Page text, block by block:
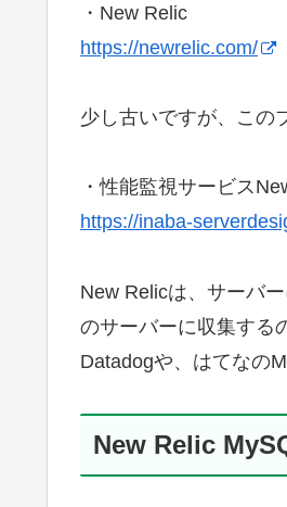
・New Relic
https://newrelic.com/
少し古いですが、この
・性能監視サービス
https://inaba-
New Relicは、サーバ
のサーバーに収集する
Datadogや、はてなの
New Relic